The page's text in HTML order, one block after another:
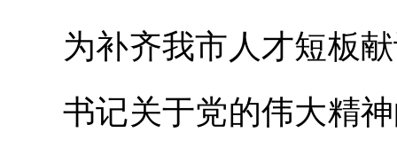
为补齐我市人才短板
书记关于党的伟大精